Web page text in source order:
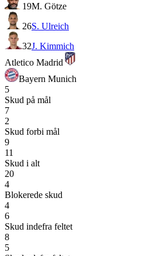
19M. Götze
26S. Ulreich
32J. Kimmich
Atletico Madrid
Bayern Munich
5
Skud på mål
7
2
Skud forbi mål
9
11
Skud i alt
20
4
Blokerede skud
4
6
Skud indefra feltet
8
5